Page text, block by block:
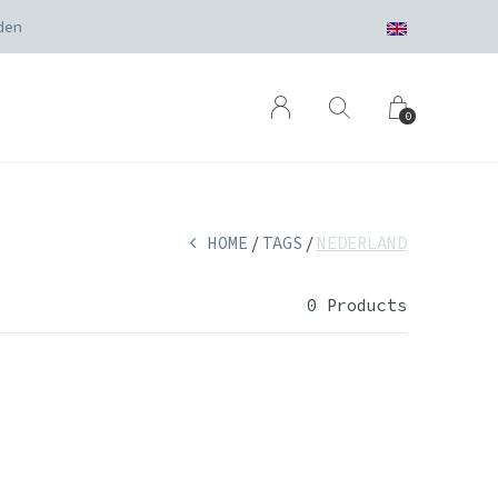
0
HOME TAGS NEDERLAND
0 Products